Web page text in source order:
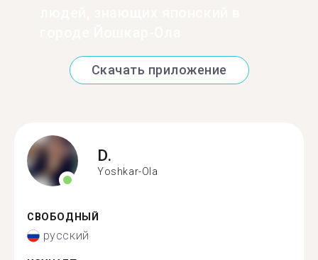
Скачать приложение
D.
Yoshkar-Ola
СВОБОДНЫЙ
русский